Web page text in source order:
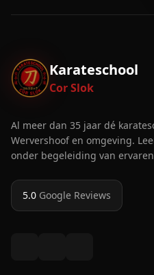
Karateschool
Cor Slok
Al meer dan 35 jaar dé
Wervershoof en omgeving.
onder begeleiding van
5.0 Google Reviews